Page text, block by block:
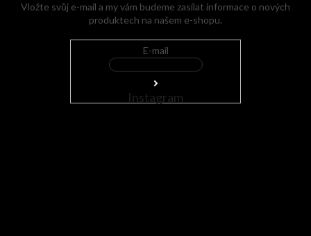
Vložte svůj e-mail a my vám budeme zasílat informace o nových
produktech na našem e-shopu.
E-mail
Instagram